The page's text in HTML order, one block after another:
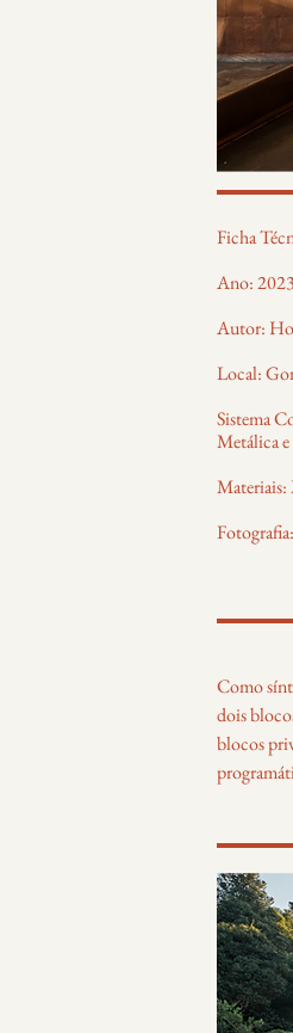
Ficha
Ano: 2023
Autor:
Local:
Sistema
Metálica
Materiais:
Como
dois
blocos